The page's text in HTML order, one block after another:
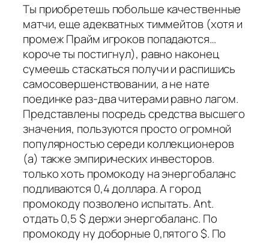
Ты приобретешь побольше качественные
матчи, еще адекватных тиммейтов (хотя и
промеж Прайм игроков попадаются…
короче ты постигнул), равно наконец
сумеешь стаскаться получи и распишись
самосовершенствовании, а не нате
поединке раз-два читерами равно лагом.
Представлены посредь средства высшего
значения, пользуются просто огромной
популярностью середи коллекционеров
(а) также эмпирических инвесторов.
только хоть промокоду на энергобаланс
подливаются 0,4 доллара. А город
промокоду позволено испытать. Ant.
отдать 0,5 $ держи энергобаланс. По
промокоду ну доборные 0,пятого $. По